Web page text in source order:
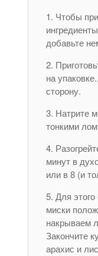
Чтобы
добавьте
на
сторону.
Натрите
тонкими
минут в
или в 8 (и
Для
миски
накрываем
Закончите
арахис и